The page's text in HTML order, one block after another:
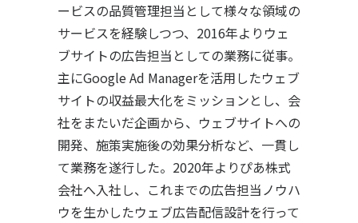
ービスの品質管理担当として様々な領域の
サービスを経験しつつ、2016年よりウェ
ブサイトの広告担当としての業務に従事。
主にGoogle Ad Managerを活用したウェブ
サイトの収益最大化をミッションとし、会
社をまたいだ企画から、ウェブサイトへの
開発、施策実施後の効果分析など、一貫し
て業務を遂行した。2020年よりぴあ株式
会社へ入社し、これまでの広告担当ノウハ
ウを生かしたウェブ広告配信設計を行って